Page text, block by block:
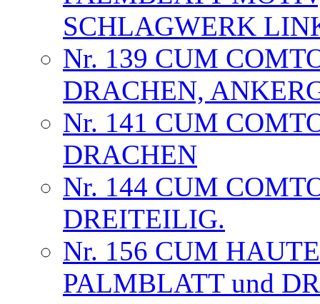
SCHLAGWERK
Nr. 139 CUM
DRACHEN,
Nr. 141 CUM
DRACHEN
Nr. 144 CUM
DREITEILIG.
Nr. 156 CUM
PALMBLATT und